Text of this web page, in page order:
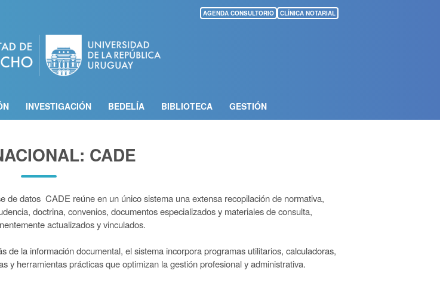
contenido
principal
AGENDA CONSULTORIO CLÍNICA NOTARIAL
INVESTIGACIÓN BEDELÍA BIBLIOTECA GESTIÓN
CADE
de datos CADE reúne en un único sistema una extensa recopilación de normativa,
doctrina, convenios, documentos especializados y materiales de consulta,
actualizados y vinculados.
de la información documental, el sistema incorpora programas utilitarios, calculadoras,
y herramientas prácticas que optimizan la gestión profesional y administrativa.